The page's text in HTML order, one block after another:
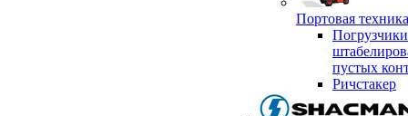
Портовая
пустых
Ричстакер